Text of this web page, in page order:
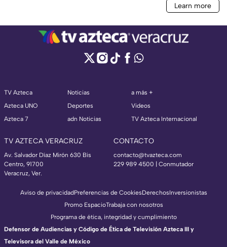
TV Azteca
Azteca UNO
Azteca 7
Noticias
Deportes
adn Noticias
a más +
Videos
TV Azteca Internacional
TV AZTECA VERACRUZ
Av. Salvador Díaz Mirón 630 Bis
Centro, 91700
Veracruz, Ver.
CONTACTO
contacto@tvazteca.com
229 989 4500 | Conmutador
Aviso de privacidadPreferencias de CookiesDerechosInversionistas
Promo EspacioTrabaja con nosotros
Programa de ética, integridad y cumplimiento
Defensor de Audiencias y Código de Ética de Televisión Azteca III y
Televisora del Valle de México